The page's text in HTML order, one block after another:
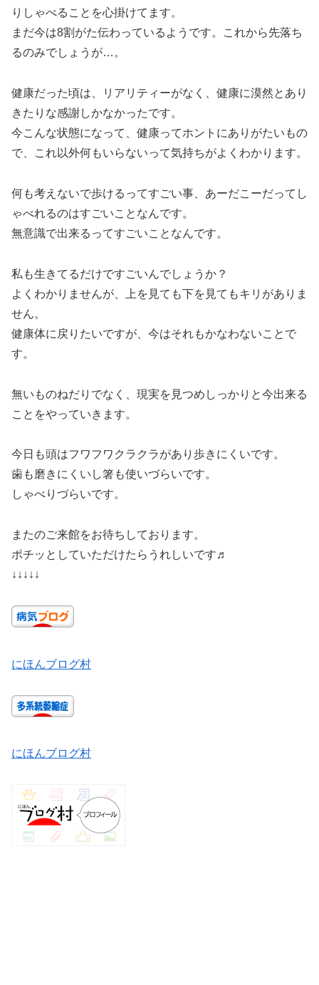
りしゃべることを心掛けてます。
まだ今は8割がた伝わっているようです。これから先落ち
るのみでしょうが…。
健康だった頃は、リアリティーがなく、健康に漠然とあり
きたりな感謝しかなかったです。
今こんな状態になって、健康ってホントにありがたいもの
で、これ以外何もいらないって気持ちがよくわかります。
何も考えないで歩けるってすごい事、あーだこーだってし
ゃべれるのはすごいことなんです。
無意識で出来るってすごいことなんです。
私も生きてるだけですごいんでしょうか？
よくわかりませんが、上を見ても下を見てもキリがありま
せん。
健康体に戻りたいですが、今はそれもかなわないことで
す。
無いものねだりでなく、現実を見つめしっかりと今出来る
ことをやっていきます。
今日も頭はフワフワクラクラがあり歩きにくいです。
歯も磨きにくいし箸も使いづらいです。
しゃべりづらいです。
またのご来館をお待ちしております。
ポチッとしていただけたらうれしいです♬
↓↓↓↓↓
にほんブログ村
にほんブログ村